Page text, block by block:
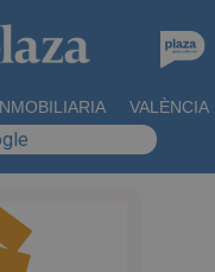
VALÈNCIA